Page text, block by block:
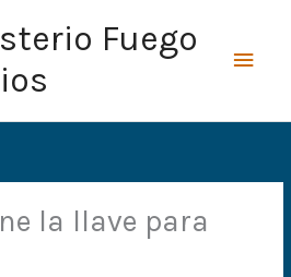
Fuego
la llave para